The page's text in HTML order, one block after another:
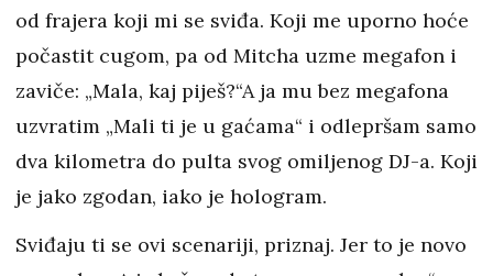
od frajera koji mi se sviđa. Koji me uporno hoće
počastit cugom, pa od Mitcha uzme megafon i
zaviče: „Mala, kaj piješ?“A ja mu bez megafona
uzvratim „Mali ti je u gaćama“ i odlepršam samo
dva kilometra do pulta svog omiljenog DJ-a. Koji
je jako zgodan, iako je hologram.
Sviđaju ti se ovi scenariji, priznaj. Jer to je novo